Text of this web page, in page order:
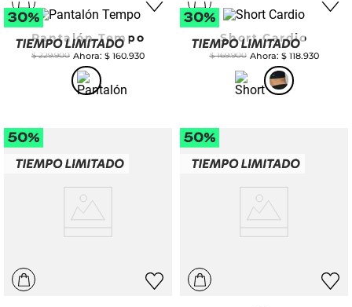
Pantalón Tempo
$ 229.900 $ 160.930
Short Cardio
$ 169.900 $ 118.930